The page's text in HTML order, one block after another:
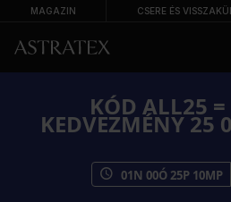
MAGAZIN CSERE ÉS
KÓD ALL25
KEDVEZMÉNY 25
01N 00Ó25P 10MP